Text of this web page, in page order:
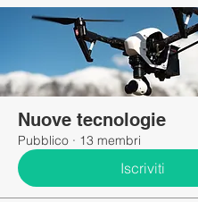
Nuove tecnologie
Pubblico · 13 membri
Iscriviti